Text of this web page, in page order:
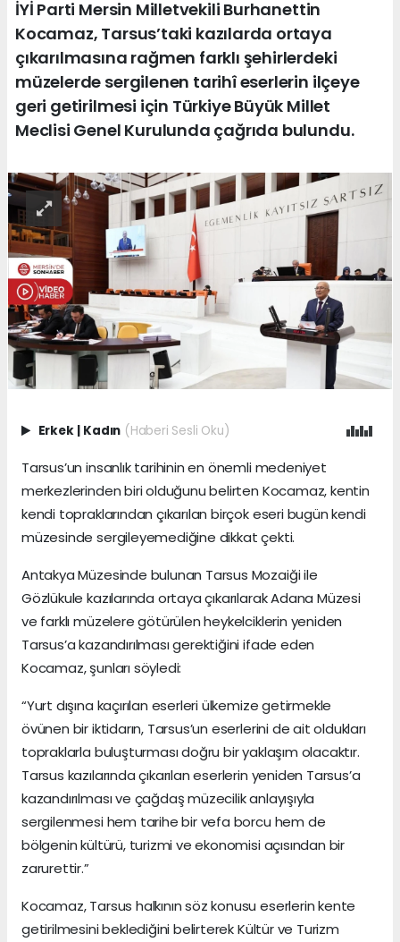
İYİ Parti Mersin Milletvekili Burhanettin
Kocamaz, Tarsus’taki kazılarda ortaya
çıkarılmasına rağmen farklı şehirlerdeki
müzelerde sergilenen tarihî eserlerin ilçeye
geri getirilmesi için Türkiye Büyük Millet
Meclisi Genel Kurulunda çağrıda bulundu.
Erkek Kadın (Haberi Sesli Oku)
Tarsus’un insanlık tarihinin en önemli medeniyet
merkezlerinden biri olduğunu belirten Kocamaz, kentin
kendi topraklarından çıkarılan birçok eseri bugün kendi
müzesinde sergileyemediğine dikkat çekti.
Antakya Müzesinde bulunan Tarsus Mozaiği ile
Gözlükule kazılarında ortaya çıkarılarak Adana Müzesi
ve farklı müzelere götürülen heykelciklerin yeniden
Tarsus’a kazandırılması gerektiğini ifade eden
Kocamaz, şunları söyledi:
“Yurt dışına kaçırılan eserleri ülkemize getirmekle
övünen bir iktidarın, Tarsus’un eserlerini de ait oldukları
topraklarla buluşturması doğru bir yaklaşım olacaktır.
Tarsus kazılarında çıkarılan eserlerin yeniden Tarsus’a
kazandırılması ve çağdaş müzecilik anlayışıyla
sergilenmesi hem tarihe bir vefa borcu hem de
bölgenin kültürü, turizmi ve ekonomisi açısından bir
zarurettir.”
Kocamaz, Tarsus halkının söz konusu eserlerin kente
getirilmesini beklediğini belirterek Kültür ve Turizm